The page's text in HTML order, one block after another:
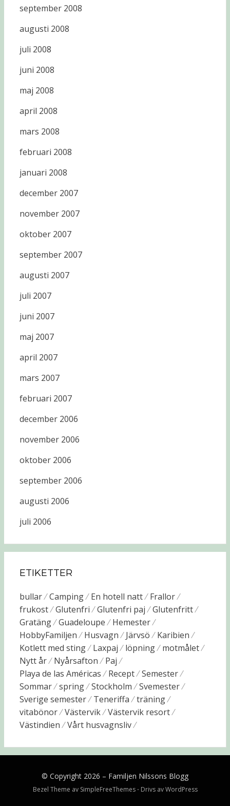
september 2008
augusti 2008
juli 2008
juni 2008
maj 2008
april 2008
mars 2008
februari 2008
januari 2008
december 2007
november 2007
oktober 2007
september 2007
augusti 2007
juli 2007
juni 2007
maj 2007
april 2007
mars 2007
februari 2007
december 2006
november 2006
oktober 2006
september 2006
augusti 2006
juli 2006
ETIKETTER
bullar Camping En hotell natt
Frallor
frukost
Glutenfri Glutenfri paj
Glutenfritt
Gratäng
Guadeloupe
Hemester
HobbyFamiljen
Husvagn Järvsö
Karibien
Kotlett med sting
Laxpaj löpning
motmålet
Nytt år
Nyårsafton
Paj
Playa de las Américas
Recept
Semester
Sommar
spring Stockholm
Svemester
Sverige semester
Teneriffa
träning
vitabönor
Västervik
Västervik resort
Västindien
Vårt husvagnsliv
© Copyright 2026 – Familjen Nilssons Blogg
Bezel Theme av SimpleFreeThemes ⋅ Drivs avWordPress